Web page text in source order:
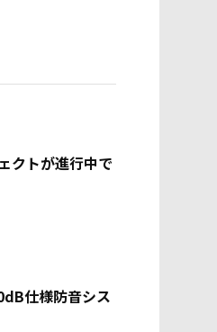
クトが進行中で
仕様防音シス